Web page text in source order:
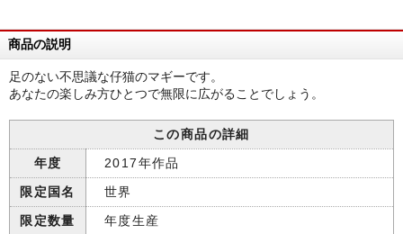
商品の説明
足のない不思議な仔猫のマギーです。
あなたの楽しみ方ひとつで無限に広がることでしょう。
この商品の詳細
年度
2017年作品
限定国名
世界
限定数量
年度生産